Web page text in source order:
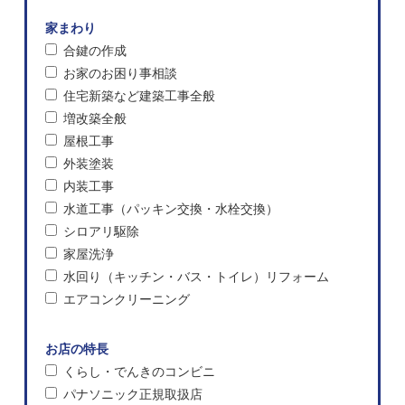
家まわり
合鍵の作成
お家のお困り事相談
住宅新築など建築工事全般
増改築全般
屋根工事
外装塗装
内装工事
水道工事（パッキン交換・水栓交換）
シロアリ駆除
家屋洗浄
水回り（キッチン・バス・トイレ）リフォーム
エアコンクリーニング
お店の特長
くらし・でんきのコンビニ
パナソニック正規取扱店